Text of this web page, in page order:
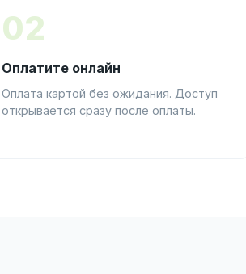
02
Оплатите онлайн
Оплата картой без ожидания. Доступ
открывается сразу после оплаты.